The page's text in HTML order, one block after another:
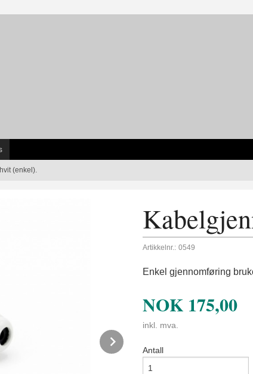
(enkel).
Artikkelnr.: 0549
Enkel gjennomføring
NOK 175,00
inkl. mva.
Antall